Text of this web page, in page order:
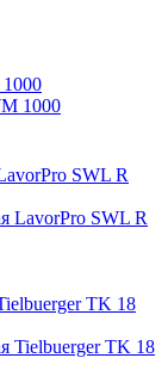
SWL R
TK 18